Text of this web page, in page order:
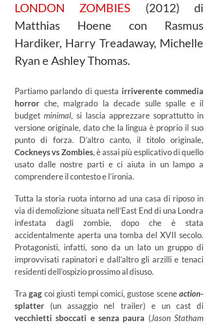
LONDON ZOMBIES (2012) di
Matthias Hoene con Rasmus
Hardiker, Harry Treadaway, Michelle
Ryan e Ashley Thomas.
Partiamo parlando di questa irriverente commedia
horror che, malgrado la decade sulle spalle e il
budgetminimal, si lascia apprezzare soprattutto in
versione originale, dato che la lingua è proprio il suo
punto di forza. D’altro canto, il titolo originale,
Cockneys vs Zombies, è assai più esplicativo di quello
usato dalle nostre parti e ci aiuta in un lampo a
comprendere il contesto e l’ironia.
Tutta la storia ruota intorno ad una casa di riposo in
via di demolizione situata nell’East End di una Londra
infestata dagli zombie, dopo che è stata
accidentalmente aperta una tomba del XVII secolo.
Protagonisti, infatti, sono da un lato un gruppo di
improvvisati rapinatori e dall’altro gli arzilli e tenaci
residenti dell’ospizio prossimo al disuso.
Tragag coi giusti tempi comici, gustose sceneaction-
splatter (un assaggio nel trailer) e un cast di
vecchietti sboccati e senza paura (Jason Statham